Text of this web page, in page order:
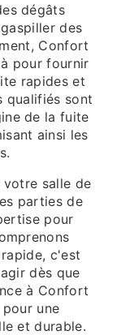
dégâts
des
Confort
pour fournir
rapides et
qualifiés sont
de la fuite
ainsi les
votre salle de
parties de
pour
c'est
dès que
à Confort
une
et durable.